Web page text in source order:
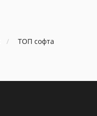
клиенты). Очень хотелось Бим
на линухе, ну
людьми к нему
ТОП софта